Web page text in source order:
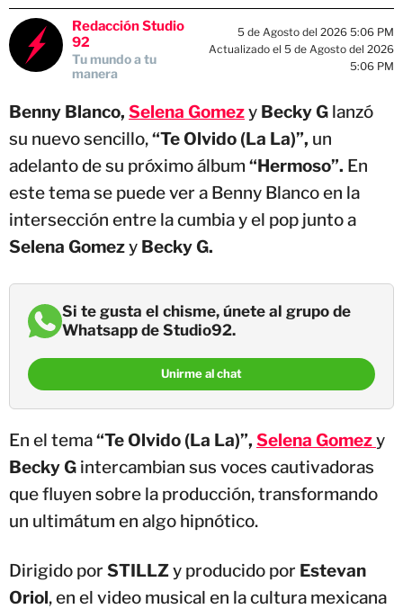
Redacción Studio
92
Tu mundo a tu
manera
5 de Agosto del 2026 5:06 PM
Actualizado el 5 de Agosto del 2026
5:06 PM
Benny Blanco, Selena Gomezy Becky G lanzó
su nuevo sencillo,“Te Olvido (La La)”, un
adelanto de su próximo álbum “Hermoso”. En
este tema se puede ver a Benny Blanco en la
intersección entre la cumbia y el pop junto a
Selena Gomezy Becky G.
Si te gusta el chisme, únete al grupo de
Whatsapp de Studio92.
Unirme al chat
En el tema“Te Olvido (La La)”, Selena Gomezy
Becky G intercambian sus voces cautivadoras
que fluyen sobre la producción, transformando
un ultimátum en algo hipnótico.
Dirigido por STILLZy producido por Estevan
Oriol, en el video musical en la cultura mexicana